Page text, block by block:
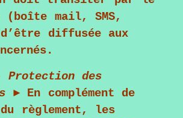
(boîte mail, SMS,
diffusée aux
Protection des
► En complément de
règlement, les